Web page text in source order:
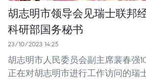
胡志明市领导会见瑞士联邦
科研部国务秘书
23/10/2023 14:25
胡志明市人民委员会副主席裴春强
正在对胡志明市进行工作访问的瑞